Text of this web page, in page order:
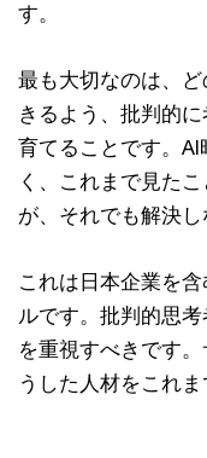
す。
最も大切なのは、
きるよう、批判的
育てることです。
く、これまで見た
が、それでも解決し
これは日本企業を
ルです。批判的思
を重視すべきです
うした人材をこれ